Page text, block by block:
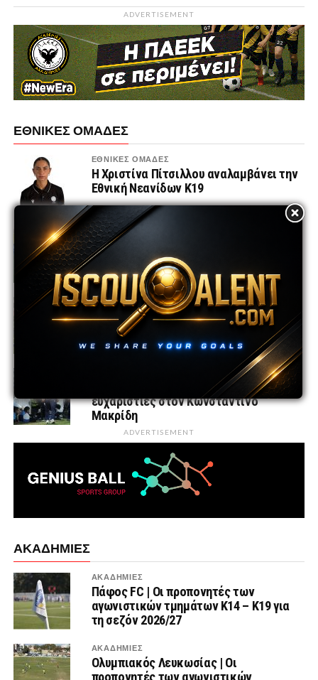
ADVERTISEMENT
ΕΘΝΙΚΕΣ ΟΜΑΔΕΣ
ΕΘΝΙΚΕΣ ΟΜΑΔΕΣ
Η Χριστίνα Πίτσιλλου αναλαμβάνει την
Εθνική Νεανίδων Κ19
ΕΘΝΙΚΕΣ ΟΜΑΔΕΣ
Το πρόγραμμα των Εθνικών ομάδων
Κ21, Κ19 και Κ17 για το φθινόπωρο του
2026
ΕΘΝΙΚΕΣ ΟΜΑΔΕΣ
Εθνική K17 | Φιλικοί αγώνες στη
Λιθουανία και την Ιαπωνία στην Κύπρο
πριν τις επίσημες υποχρεώσεις
ΚΟΠ | Λύση της συνεργασίας και
ευχαριστίες στον Κωνσταντίνο
Μακρίδη
ADVERTISEMENT
ΑΚΑΔΗΜΙΕΣ
ΑΚΑΔΗΜΙΕΣ
Πάφος FC | Οι προπονητές των
αγωνιστικών τμημάτων Κ14 – Κ19 για
τη σεζόν 2026/27
ΑΚΑΔΗΜΙΕΣ
Ολυμπιακός Λευκωσίας | Οι
προπονητές των αγωνιστικών